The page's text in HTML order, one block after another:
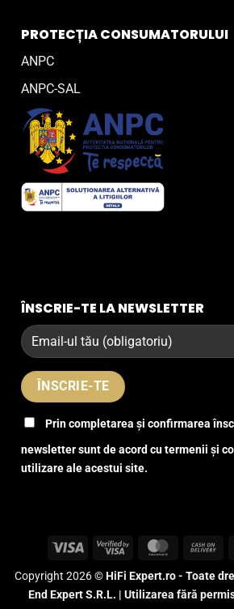
PROTECȚIA CONSUMATORULUI
ANPC
ANPC-SAL
ÎNSCRIE-TE LA NEWSLETTER
Prin completarea și confirmarea
newsletter sunt de acord cu termenii și
utilizare ale acestui site.
Visa
Visa
MasterCard
Copyright 2026 ©HiFi Expert.ro - Toate
End Expert S.R.L. | Utilizarea fără